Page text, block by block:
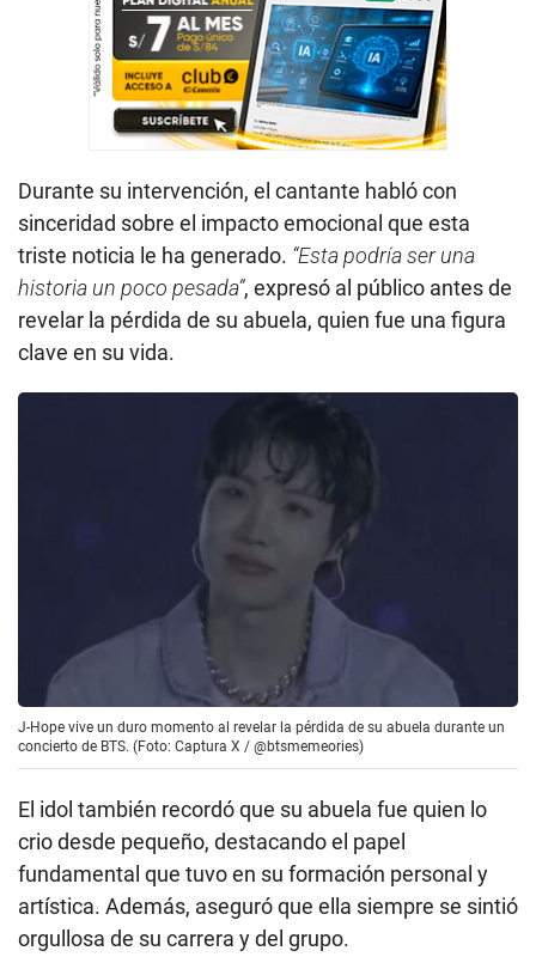
Durante su intervención, el cantante habló con
sinceridad sobre el impacto emocional que esta
triste noticia le ha generado. “Esta podría ser una
historia un poco pesada”, expresó al público antes de
revelar la pérdida de su abuela, quien fue una figura
clave en su vida.
J-Hope vive un duro momento al revelar la pérdida de su abuela durante un
concierto de BTS. (Foto: Captura X / @btsmemeories)
El idol también recordó que su abuela fue quien lo
crio desde pequeño, destacando el papel
fundamental que tuvo en su formación personal y
artística. Además, aseguró que ella siempre se sintió
orgullosa de su carrera y del grupo.